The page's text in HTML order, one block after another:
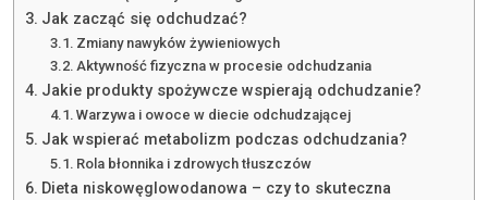
Jak zacząć się odchudzać?
Zmiany nawyków żywieniowych
Aktywność fizyczna w procesie odchudzania
Jakie produkty spożywcze wspierają odchudzanie?
Warzywa i owoce w diecie odchudzającej
Jak wspierać metabolizm podczas odchudzania?
Rola błonnika i zdrowych tłuszczów
Dieta niskowęglowodanowa – czy to skuteczna